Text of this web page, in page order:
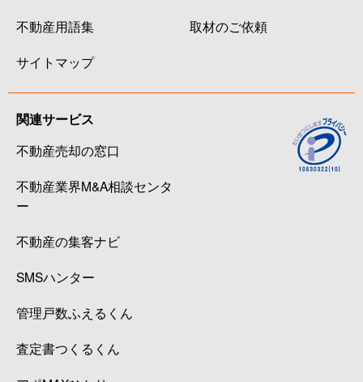
不動産用語集
サイトマップ
取材のご依頼
関連サービス
不動産売却の窓口
不動産業界M&A相談センタ
ー
不動産の集客ナビ
SMSハンター
管理戸数ふえるくん
査定書つくるくん